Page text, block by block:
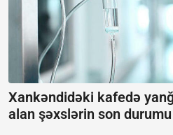
Xankəndidəki kafedə
alan şəxslərin son durumu